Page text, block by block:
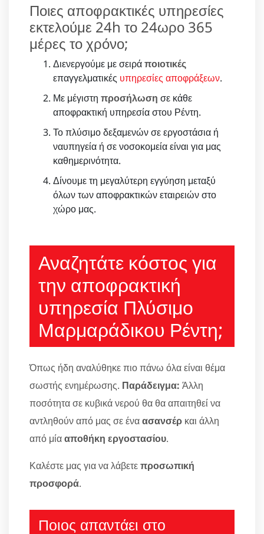
Ποιες αποφρακτικές υπηρεσίες
εκτελούμε 24h το 24ωρο 365
μέρες το χρόνο;
Διενεργούμε με σειράποιοτικές
επαγγελματικές υπηρεσίες αποφράξεων.
Με μέγιστη προσήλωση σε κάθε
αποφρακτική υπηρεσία στου Ρέντη.
Το πλύσιμο δεξαμενών σε εργοστάσια ή
ναυπηγεία ή σε νοσοκομεία είναι για μας
καθημερινότητα.
Δίνουμε τη μεγαλύτερη εγγύηση μεταξύ
όλων των αποφρακτικών εταιρειών στο
χώρο μας.
Αναζητάτε κόστος για
την αποφρακτική
υπηρεσία Πλύσιμο
Μαρμαράδικου Ρέντη;
Όπως ήδη αναλύθηκε πιο πάνω όλα είναι θέμα
σωστής ενημέρωσης. Παράδειγμα: Άλλη
ποσότητα σε κυβικά νερού θα θα απαιτηθεί να
αντληθούν από μας σε έναασανσέρ και άλλη
από μίααποθήκη εργοστασίου.
Καλέστε μας για να λάβετεπροσωπική
προσφορά.
Ποιος απαντάει στο